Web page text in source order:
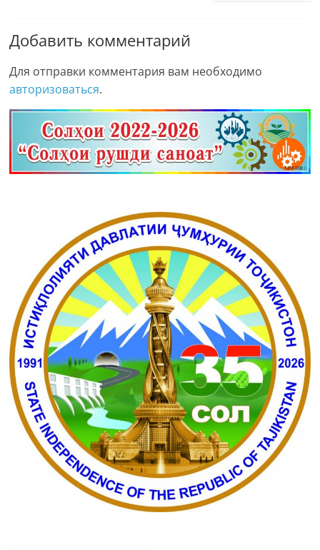
Добавить комментарий
Для отправки комментария вам необходимо
авторизоваться.